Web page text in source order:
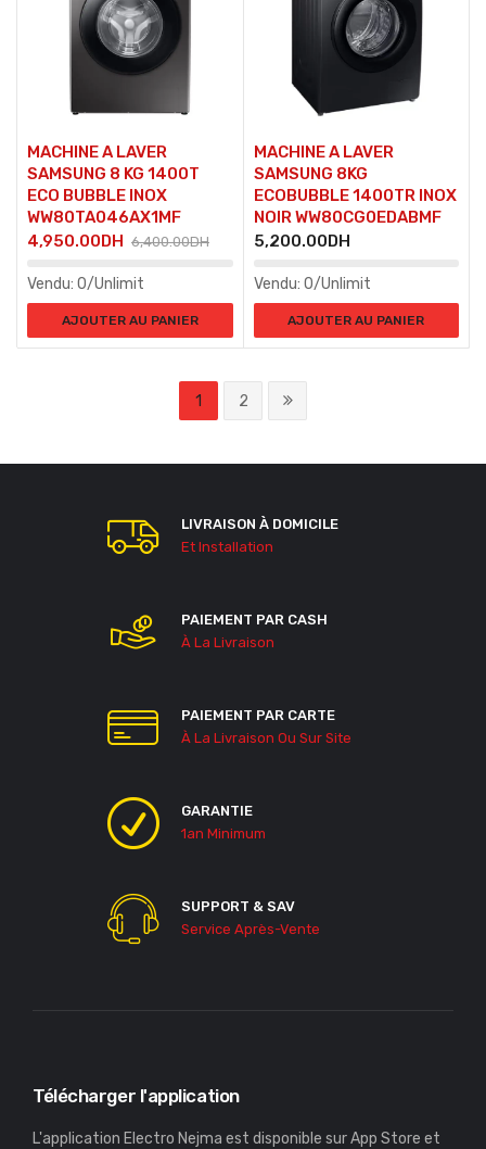
MACHINE A LAVER
SAMSUNG 8 KG 1400T
ECO BUBBLE INOX
WW80TA046AX1MF
6,400.00DH
4,950.00DH
Vendu: 0/Unlimit
AJOUTER AU PANIER
MACHINE A LAVER
SAMSUNG 8KG
ECOBUBBLE 1400TR INOX
NOIR WW80CG0EDABMF
5,200.00DH
Vendu: 0/Unlimit
AJOUTER AU PANIER
1 2
LIVRAISON À DOMICILE
Et Installation
PAIEMENT PAR CASH
À La Livraison
PAIEMENT PAR CARTE
À La Livraison Ou Sur Site
GARANTIE
1an Minimum
SUPPORT & SAV
Service Après-Vente
Télécharger l'application
L'application Electro Nejma est disponible sur App Store et